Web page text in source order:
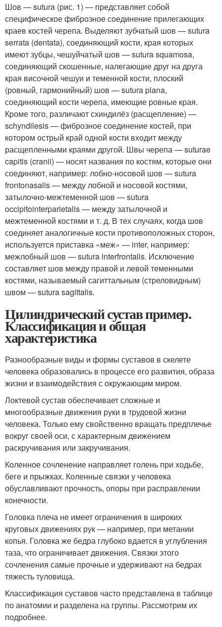
Шов — sutura (рис. 1) — представляет собой
специфическое фиброзное соединение прилегающих
краев костей черепа. Выделяют зубчатый шов — sutura
serrata (dentata), соединяющий кости, края которых
имеют зубцы, чешуйчатый шов — sutura squamosa,
соединяющий скошенные, налегающие друг на друга
края височной чешуи и теменной кости, плоский
(ровный, гармонийный) шов — sutura plana,
соединяющий кости черепа, имеющие ровные края.
Кроме того, различают схиндилёз (расщепление) —
schyndilesis — фиброзное соединение костей, при
котором острый край одной кости входит между
расщепленными краями другой. Швы черепа — suturae
capitis (cranii) — носят названия по костям, которые они
соединяют, например: лобно-носовой шов — sutura
frontonasalis — между лобной и носовой костями,
затылочно-межтеменной шов — sutura
occipitointerparietalis — между затылочной и
межтеменной костями и т. д. В тех случаях, когда шов
соединяет аналогичные кости противоположных сторон,
используется приставка «меж» — inter, например:
межлобный шов — sutura interfrontalis. Исключение
составляет шов между правой и левой теменными
костями, называемый сагиттальным (стреловидным)
швом — sutura sagittalis.
Цилиндрический сустав пример.
Классификация и общая
характеристика
Разнообразные виды и формы суставов в скелете
человека образовались в процессе его развития, образа
жизни и взаимодействия с окружающим миром.
Локтевой сустав обеспечивает сложные и
многообразные движения руки в трудовой жизни
человека. Только ему свойственно вращать предплечье
вокруг своей оси, с характерным движением
раскручивания или закручивания.
Коленное сочленение направляет голень при ходьбе,
беге и прыжках. Коленные связки у человека
обуславливают прочность, опоры при расправлении
конечности.
Головка плеча не имеет ограничения в широких
круговых движениях рук — например, при метании
копья. Головка же бедра глубоко вдается в углубления
таза, что ограничивает движения. Связки этого
сочленения самые прочные и удерживают на бедрах
тяжесть туловища.
Классификация суставов часто представлена в таблице
по анатомии и разделена на группы. Рассмотрим их
подробнее.